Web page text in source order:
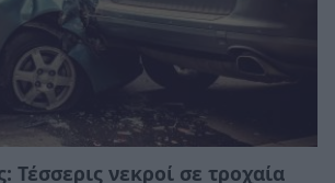
Τέσσερις νεκροί σε τροχαία